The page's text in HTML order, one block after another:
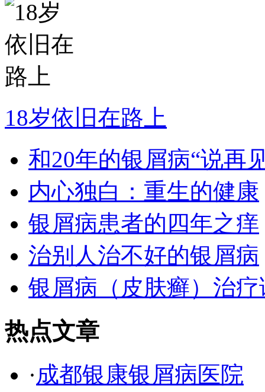
18岁依旧在路上
和20年的银屑病“说再
内心独白：重生的健康
银屑病患者的四年之痒
治别人治不好的银屑病
银屑病（皮肤癣）治
热点文章
·成都银康银屑病医院